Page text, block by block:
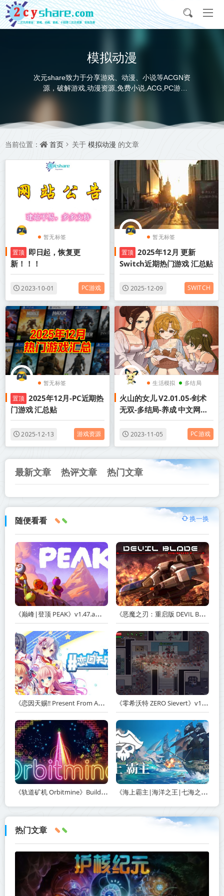
模拟动漫
次元share致力于分享游戏、动漫、小说等ACGN资
源，破解游戏,动漫资源,免费小说,ACG,PC游
戏,switch游戏,金手指，动画电影,动画片,全本小说,
并提供网盘下载
当前位置： 首页 关于 模拟动漫 的文章
暂无标签
置顶 即日起，恢复更
新！！！
2023-10-01 PC游戏
暂无标签
置顶 2025年12月 更新
Switch近期热门游戏 汇总贴
2025-12-09 SWITCH
暂无标签
置顶 2025年12月-PC近期热
门游戏 汇总贴
2025-12-13 游戏资源
生活模拟 多结局
模拟动漫
火山的女儿 V2.01.05-剑术
无双-多结局-养成 中文网盘
下载
2023-11-05 PC游戏
最新文章 热评文章 热门文章
随便看看 换一换
《巅峰|登顶 PEAK》v1.47.a【单机+联机】丨中文版网盘下载 《恶魔之刃：重启版 DEVIL BLADE REBOOT》v1.2.4-免安装中文版丨中文版网盘下载
《恋因天赐!! Present From Angel Template!! An Angel's Gift》Build.23930554-免安装中文版丨中文版网盘下载 《零希沃特 ZERO Sievert》v1.2.59-免安装中文版丨中文版网盘下载
《轨道矿机 Orbitmine》Build.24135737-免安装中文版丨中文版网盘下载 《海上霸主|海洋之王|七海之王 King of Seas》v1.20-免安装中文版丨中文版网盘下载
热门文章